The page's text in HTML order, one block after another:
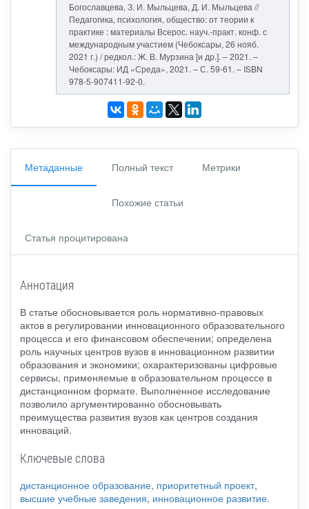
Богославцева, З. И. Мыльцева, Д. И. Мыльцева //
Педагогика, психология, общество: от теории к
практике : материалы Всерос. науч.-практ. конф. с
международным участием (Чебоксары, 26 нояб.
2021 г.) / редкол.: Ж. В. Мурзина [и др.]. – 2021. –
Чебоксары: ИД «Среда», 2021. – С. 59-61. – ISBN
978-5-907411-92-0.
Метаданные Полный текст Метрики
Похожие статьи
Статья процитирована
Аннотация
В статье обосновывается роль нормативно-правовых
актов в регулировании инновационного образовательного
процесса и его финансовом обеспечении; определена
роль научных центров вузов в инновационном развитии
образования и экономики; охарактеризованы цифровые
сервисы, применяемые в образовательном процессе в
дистанционном формате. Выполненное исследование
позволило аргументированно обосновывать
преимущества развития вузов как центров создания
инноваций.
Ключевые слова
дистанционное образование, приоритетный проект,
высшие учебные заведения, инновационное развитие.